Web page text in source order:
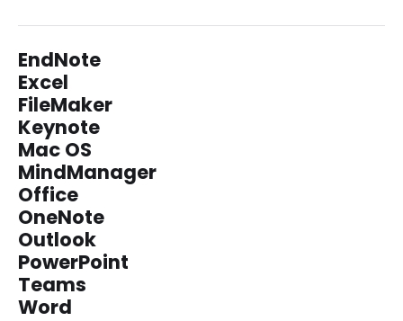
EndNote
Excel
FileMaker
Keynote
Mac OS
MindManager
Office
OneNote
Outlook
PowerPoint
Teams
Word